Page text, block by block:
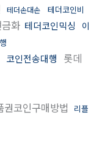
테더손대손
테더코인비
화 테더코인믹싱
이
코인전송대행
롯데
권코인구매방법
리플